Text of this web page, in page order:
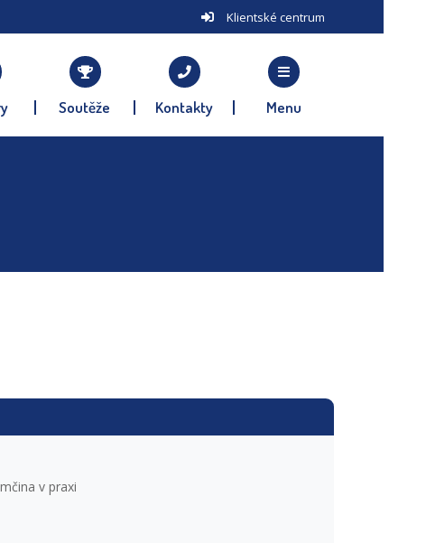
Klientské centrum
Soutěže Kontakty Menu
v praxi